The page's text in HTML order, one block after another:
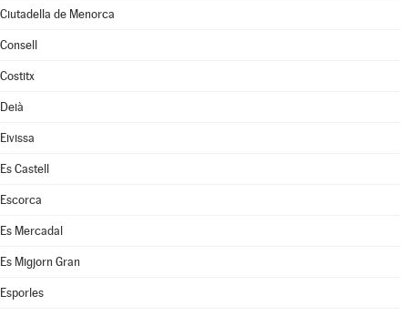
Ciutadella de Menorca
Consell
Costitx
Deià
Eivissa
Es Castell
Escorca
Es Mercadal
Es Migjorn Gran
Esporles